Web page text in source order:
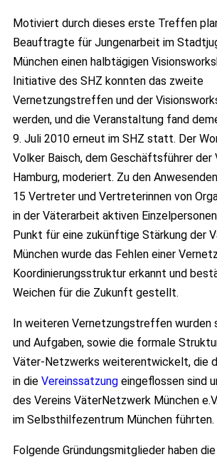
Motiviert durch dieses erste Treffen
Beauftragte für Jungenarbeit im
München einen halbtägigen
Initiative des SHZ konnten das zweite
Vernetzungstreffen und der
werden, und die Veranstaltung fand
9. Juli 2010 erneut im SHZ statt. Der
Volker Baisch, dem Geschäftsführer der
Hamburg, moderiert. Zu den
15 Vertreter und Vertreterinnen von
in der Väterarbeit aktiven
Punkt für eine zukünftige Stärkung der
München wurde das Fehlen einer
Koordinierungsstruktur erkannt und
Weichen für die Zukunft gestellt.
In weiteren Vernetzungstreffen wurden
und Aufgaben, sowie die formale
Väter-Netzwerks weiterentwickelt, die
in die Vereinssatzung eingeflossen sind
des Vereins VäterNetzwerk München
im Selbsthilfezentrum München führten.
Folgende Gründungsmitglieder haben